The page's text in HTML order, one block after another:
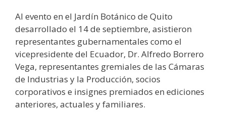
Al evento en el Jardín Botánico de Quito
desarrollado el 14 de septiembre, asistieron
representantes gubernamentales como el
vicepresidente del Ecuador, Dr. Alfredo Borrero
Vega, representantes gremiales de las Cámaras
de Industrias y la Producción, socios
corporativos e insignes premiados en ediciones
anteriores, actuales y familiares.